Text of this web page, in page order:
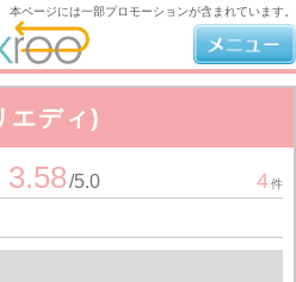
エディ)
3.58/5.0 4件
本ページには一部プロモーションが含まれています。